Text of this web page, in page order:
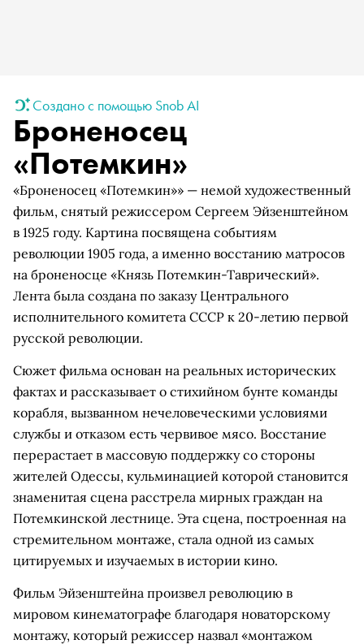
Создано с помощью Snob AI
Броненосец
«Потемкин»
«Броненосец «Потемкин»» — немой художественный
фильм, снятый режиссером Сергеем Эйзенштейном
в 1925 году. Картина посвящена событиям
революции 1905 года, а именно восстанию матросов
на броненосце «Князь Потемкин-Таврический».
Лента была создана по заказу Центрального
исполнительного комитета СССР к 20-летию первой
русской революции.
Сюжет фильма основан на реальных исторических
фактах и рассказывает о стихийном бунте команды
корабля, вызванном нечеловеческими условиями
службы и отказом есть червивое мясо. Восстание
перерастает в массовую поддержку со стороны
жителей Одессы, кульминацией которой становится
знаменитая сцена расстрела мирных граждан на
Потемкинской лестнице. Эта сцена, построенная на
стремительном монтаже, стала одной из самых
цитируемых и изучаемых в истории кино.
Фильм Эйзенштейна произвел революцию в
мировом кинематографе благодаря новаторскому
монтажу, который режиссер назвал «монтажом